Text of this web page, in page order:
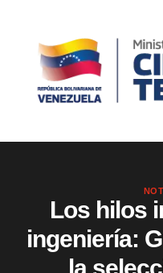
Los hilos
ingeniería: